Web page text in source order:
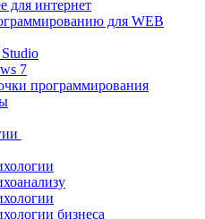
для интернет
для WEB
7
программирования
бизнеса